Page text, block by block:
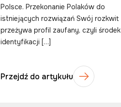
Polsce. Przekonanie Polaków do
istniejących rozwiązań Swój rozkwit
przeżywa profil zaufany, czyli środek
identyfikacji […]
Przejdź do artykułu